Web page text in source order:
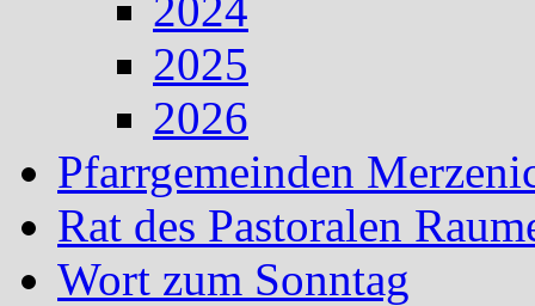
2025
2026
Pfarrgemeinden
Rat des Pastoralen
Wort zum Sonntag